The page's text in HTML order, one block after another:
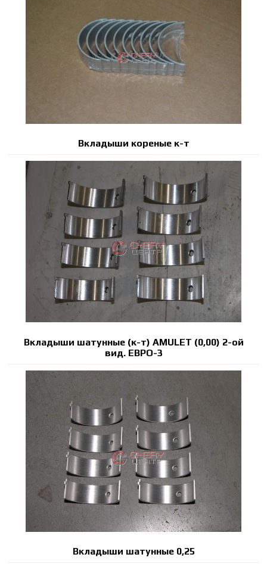
Вкладыши кореные к-т
Вкладыши шатунные (к-т) AMULET (0,00) 2-ой
вид. ЕВРО-3
Вкладыши шатунные 0,25